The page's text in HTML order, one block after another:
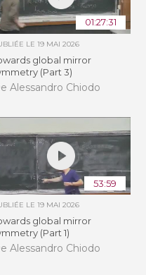
01:27:31
LE 19 MAI 2026
global mirror
(Part 3)
Alessandro Chiodo
53:59
LE 19 MAI 2026
global mirror
(Part 1)
Alessandro Chiodo